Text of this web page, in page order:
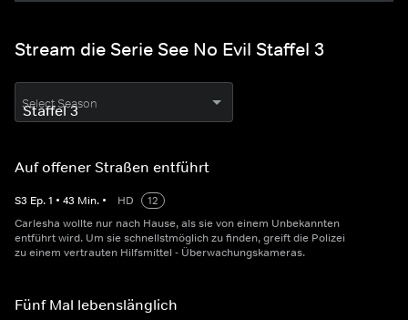
Stream die Serie See No Evil Staffel 3
Select Season
Auf offener Straßen entführt
S3 Ep.1 • 43 Min. • HD
12
Carlesha wollte nur nach Hause, als sie von einem Unbekannten
entführt wird. Um sie schnellstmöglich zu finden, greift die Polizei
zu einem vertrauten Hilfsmittel - Überwachungskameras.
Fünf Mal lebenslänglich